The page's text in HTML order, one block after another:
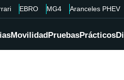
EBRO MG4 Aranceles PHEV
MovilidadPruebasPrácticos